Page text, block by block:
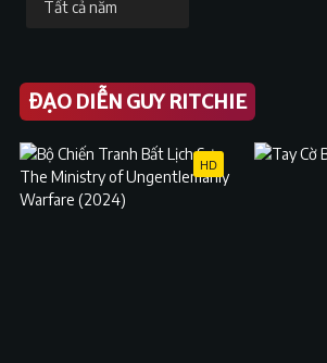
ĐẠO DIỄN GUY RITCHIE
HD